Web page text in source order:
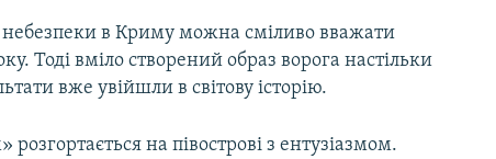
в Криму можна сміливо вважати
Тоді вміло створений образ ворога настільки
вже увійшли в світову історію.
розгортається на півострові з ентузіазмом.